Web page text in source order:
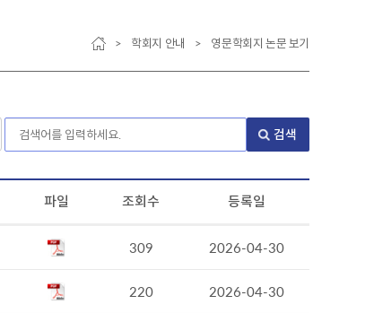
> 학회지 안내 > 영문학회지 논문 보기
검색
파일 조회수 등록일
309 2026-04-30
220 2026-04-30